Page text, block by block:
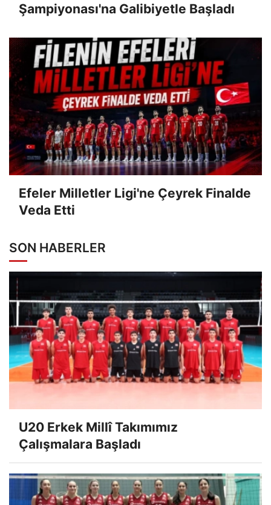
Şampiyonası'na Galibiyetle Başladı
Efeler Milletler Ligi'ne Çeyrek Finalde
Veda Etti
SON HABERLER
U20 Erkek Millî Takımımız
Çalışmalara Başladı